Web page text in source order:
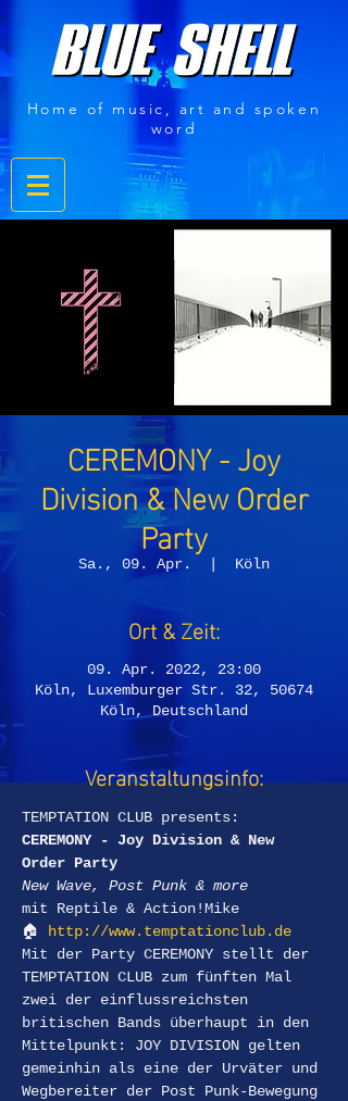
Home of music, art and spoken
word
CEREMONY - Joy
Division & New Order
Party
Sa., 09. Apr. Köln
Ort & Zeit:
09. Apr. 2022, 23:00
Köln, Luxemburger Str. 32, 50674
Köln, Deutschland
Veranstaltungsinfo:
TEMPTATION CLUB presents:
CEREMONY - Joy Division & New
Order Party
New Wave, Post Punk & more
mit Reptile & Action!Mike
🏠
http://www.temptationclub.de
Mit der Party CEREMONY stellt der
TEMPTATION CLUB zum fünften Mal
zwei der einflussreichsten
britischen Bands überhaupt in den
Mittelpunkt: JOY DIVISION gelten
gemeinhin als eine der Urväter und
Wegbereiter der Post Punk-Bewegung